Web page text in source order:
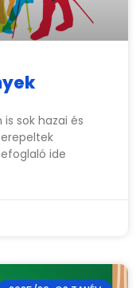
sok hazai és
ide